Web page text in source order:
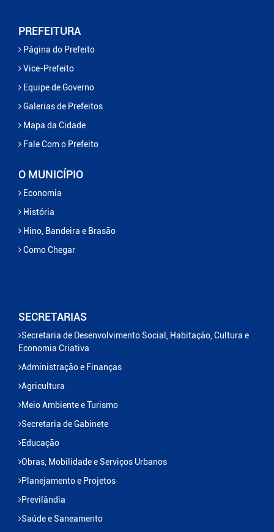
PREFEITURA
Página do Prefeito
Vice-Prefeito
Equipe de Governo
Galerias de Prefeitos
Mapa da Cidade
Fale Com o Prefeito
O MUNICÍPIO
Economia
História
Hino, Bandeira e Brasão
Como Chegar
SECRETARIAS
Secretaria de Desenvolvimento Social, Habitação, Cultura e
Economia Criativa
Administração e Finanças
Agricultura
Meio Ambiente e Turismo
Secretaria de Gabinete
Educação
Obras, Mobilidade e Serviços Urbanos
Planejamento e Projetos
Previlândia
Saúde e Saneamento